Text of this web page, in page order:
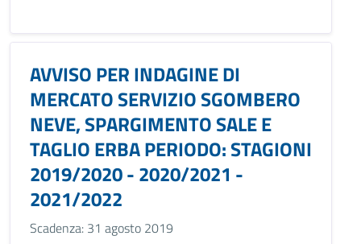
AVVISO PER INDAGINE DI
MERCATO SERVIZIO SGOMBERO
NEVE, SPARGIMENTO SALE E
TAGLIO ERBA PERIODO: STAGIONI
2019/2020 - 2020/2021 -
2021/2022
Scadenza: 31 agosto 2019